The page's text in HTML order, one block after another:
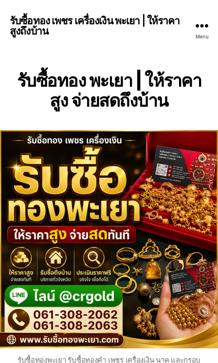
รับซื้อทอง เพชร เครื่องเงิน พะเยา | ให้ราคา
สูงถึงบ้าน
Menu
รับซื้อทอง พะเยา | ให้ราคา
สูง จ่ายสดถึงบ้าน
รับซื้อทองพะเยา รับซื้อทองคำ เพชร เครื่องเงิน นาค และกรอบ